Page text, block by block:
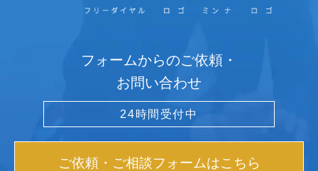
フォームからのご依頼・
お問い合わせ
24時間受付中
ご依頼・ご相談フォームはこちら